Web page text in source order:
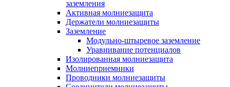
заземления
Активная молниезащита
Держатели молниезащиты
Заземление
Модульно-штыревое заземление
Уравнивание потенциалов
Изолированная молниезащита
Молниеприемники
Проводники молниезащиты